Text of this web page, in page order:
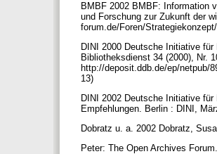
BMBF 2002 BMBF: Information
und Forschung zur Zukunft der
forum.de/Foren/
DINI 2000 Deutsche Initiative
Bibliotheksdienst 34 (2000), Nr.
http://deposit.ddb.de/ep/netpub/
13)
DINI 2002 Deutsche Initiative
Empfehlungen. Berlin : DINI,
Dobratz u. a. 2002 Dobratz,
Peter: The Open Archives